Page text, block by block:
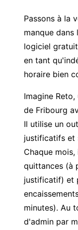
Passons à la
manque
logiciel
en tant
horaire bien
Imagine
de Fribourg
Il utilise un
justificatifs et
Chaque
quittances (à
justificatif) et
minutes). Au
d'admin par